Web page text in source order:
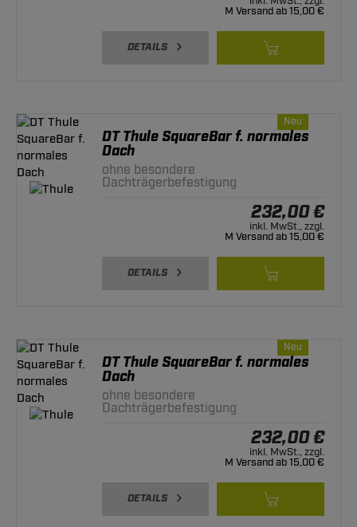
M Versand ab 15,00 €
DETAILS
Neu
DT Thule SquareBar f. normales
Dach
ohne besondere
Dachträgerbefestigung
232,00 €
inkl. MwSt., zzgl.
M Versand ab 15,00 €
DETAILS
Neu
DT Thule SquareBar f. normales
Dach
ohne besondere
Dachträgerbefestigung
232,00 €
inkl. MwSt., zzgl.
M Versand ab 15,00 €
DETAILS